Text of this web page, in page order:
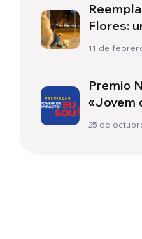
Flores:
trabajo
11 de
Premio
«Jovem
25 de